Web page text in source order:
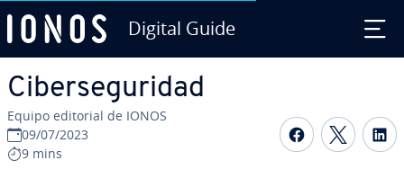
Digital Guide
Ci­be­r­se­gu­ri­dad
Equipo editorial de IONOS
09/07/2023
9 mins
Compartir